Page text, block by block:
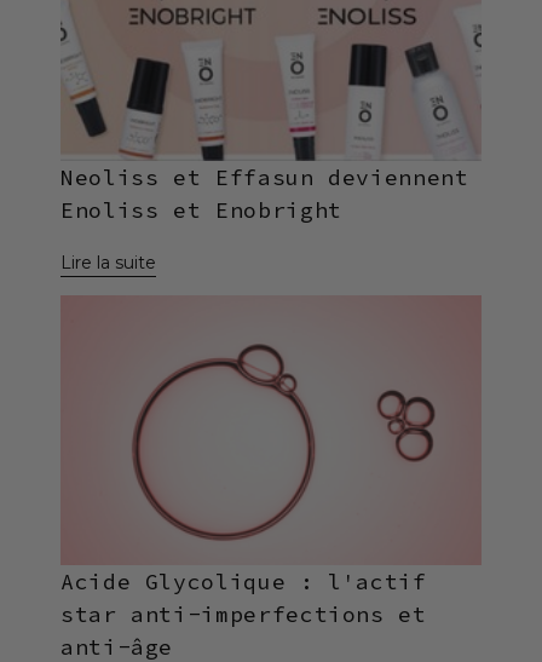
Neoliss et Effasun deviennent
Enoliss et Enobright
Acide Glycolique : l'actif
star anti-imperfections et
anti-âge